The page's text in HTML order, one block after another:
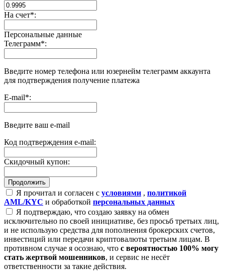
На счет*:
Персональные данные
Телеграмм*:
Введите номер телефона или юзернейм телеграмм аккаунта
для подтверждения получение платежа
E-mail*:
Введите ваш e-mail
Код подтверждения e-mail:
Скидочный купон:
Я прочитал и согласен с условиями , политикой
AML/KYC и обработкой персональных данных
Я подтверждаю, что создаю заявку на обмен
исключительно по своей инициативе, без просьб третьих лиц,
и не использую средства для пополнения брокерских счетов,
инвестиций или передачи криптовалюты третьим лицам. В
противном случае я осознаю, что с вероятностью 100% могу
стать жертвой мошенников, и сервис не несёт
ответственности за такие действия.